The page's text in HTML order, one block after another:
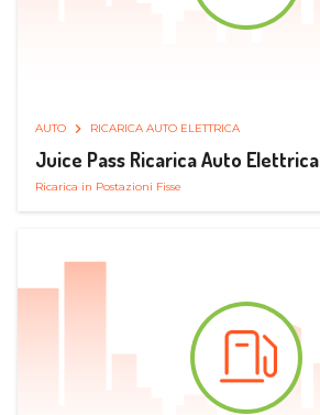
AUTO RICARICA AUTO ELETTRICA
Juice Pass Ricarica Auto Elettrica
Ricarica in Postazioni Fisse